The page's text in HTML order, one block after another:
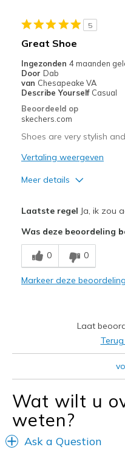
Travel
Width
Feels
Sizing
View On Shoes
Shoes
5
Great Shoe
Ingezonden 4 maanden
Door Dab
van Chesapeake VA
Describe Yourself Casual
Beoordeeld op
skechers.com
Shoes are very stylish
Vertaling weergeven
Meer details
Comfortable
Durable
Casual Wear
Going Out
Travel
Laatste regel Ja, ik zou
Was deze beoordeling
0 0
Markeer deze beoordeling
Laat
Wat wilt u
weten?
Ask a Question